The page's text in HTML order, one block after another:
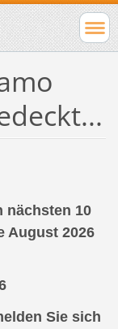
nächsten 10
August 2026
Sie sich